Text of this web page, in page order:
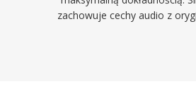
zachowuje cechy audio z